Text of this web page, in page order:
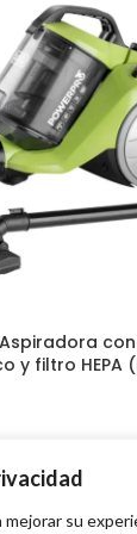
mejorar su
con
y filtro HEPA